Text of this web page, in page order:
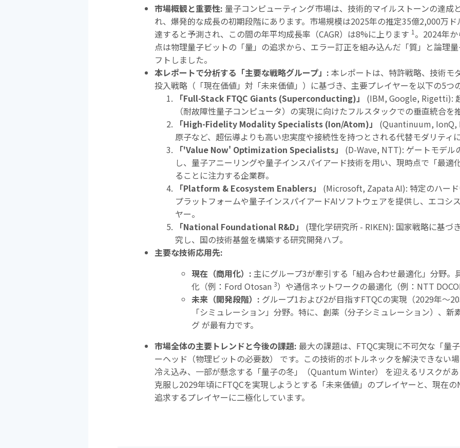
市場概観と重要性: 量子コンピューティング市場は、技術的マイルストーンの達成
れ、爆発的な成長の初期段階にあります。市場規模は2025年の推定35億2,000万ド
達すると予測され、この間の年平均成長率（CAGR）は8%に上ります 1 。 2024年か
点は物理量子ビットの「量」の追求から、エラー訂正を組み込んだ「質」と論理
フトしました。
本レポートで分析する「主要な戦略グループ」 : 本レポートは、特許戦略、技術モ
投入戦略（「現在価値」対「未来価値」）に基づき、主要プレイヤーを以下の5つ
「Full-Stack FTQC Giants (Superconducting)」 (IBM, Google, Rigetti):
（耐故障性量子コンピュータ）の実現に向けたフルスタックでの垂直統合を
「High-Fidelity Modality Specialists (Ion/Atom)」
(Quantinuum, IonQ,
原子など、超伝導よりも高い忠実度や接続性を持つとされる代替モダリティ
「'Value Now' Optimization Specialists」 (D-Wave, NTT): ゲートモデル
し、量子アニーリングや量子インスパイアード技術を用い、現時点で「最適
ることに注力する企業群。
「Platform & Ecosystem Enablers」
(Microsoft, Zapata AI): 特定のハー
プラットフォームや量子インスパイアードAIソフトウェアを提供し、エコシ
ヤー。
「National Foundational R&D」 (理化学研究所 - RIKEN): 国家戦略に基づ
究し、国の技術基盤を構築する研究開発ハブ。
主要な技術応用先:
現在（商用化） : 主にグループ3が牽引する「組み合わせ最適化」分野。
化（例： Ford Otosan 3）や通信ネットワークの最適化（例： NTT
未来（開発段階） : グループ1および2が目指すFTQCの実現（2029年～
「シミュレーション」分野。特に、創薬（分子シミュレーション）、
グ が最有力です。
市場全体の主要トレンドと今後の課題: 最大の課題は、 FTQC実現に不可欠な「量
ーヘッド（物理ビットの必要数） です。この技術的ボトルネックを解決できない
冷え込み、一部が懸念する「量子の冬」（Quantum Winter） を迎えるリスクが
克服し2029年頃にFTQCを実現しようとする「未来価値」のプレイヤーと、現在の
追求するプレイヤーに二極化しています。